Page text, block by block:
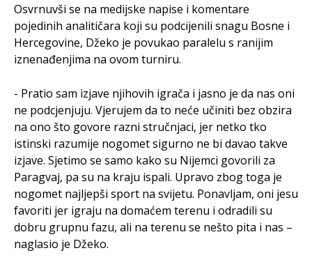
​Osvrnuvši se na medijske napise i komentare
pojedinih analitičara koji su podcijenili snagu Bosne i
Hercegovine, Džeko je povukao paralelu s ranijim
iznenađenjima na ovom turniru.
​- Pratio sam izjave njihovih igrača i jasno je da nas oni
ne podcjenjuju. Vjerujem da to neće učiniti bez obzira
na ono što govore razni stručnjaci, jer netko tko
istinski razumije nogomet sigurno ne bi davao takve
izjave. Sjetimo se samo kako su Nijemci govorili za
Paragvaj, pa su na kraju ispali. Upravo zbog toga je
nogomet najljepši sport na svijetu. Ponavljam, oni jesu
favoriti jer igraju na domaćem terenu i odradili su
dobru grupnu fazu, ali na terenu se nešto pita i nas –
naglasio je Džeko.